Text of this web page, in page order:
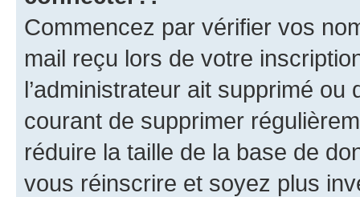
Commencez par vérifier vos
mail reçu lors de votre
l’administrateur ait supprimé
courant de supprimer
réduire la taille de la base de
vous réinscrire et soyez plus